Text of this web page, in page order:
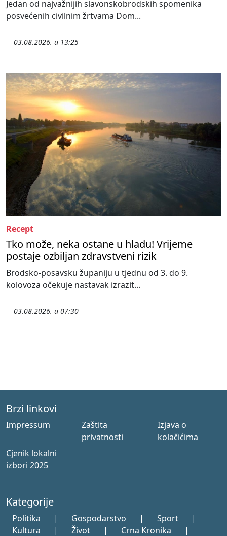
Jedan od najvažnijih slavonskobrodskih spomenika
posvećenih civilnim žrtvama Dom...
03.08.2026. u 13:25
Recept
Tko može, neka ostane u hladu! Vrijeme
postaje ozbiljan zdravstveni rizik
Brodsko-posavsku županiju u tjednu od 3. do 9.
kolovoza očekuje nastavak izrazit...
03.08.2026. u 07:30
Brzi linkovi
Impressum
Zaštita
privatnosti
Izjava o
kolačićima
Cjenik lokalni
izbori 2025
Kategorije
Politika | Gospodarstvo | Sport
|
Kultura
| Život | Crna Kronika |